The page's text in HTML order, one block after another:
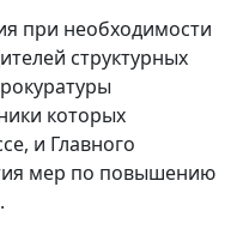
при необходимости
структурных
которых
и Главного
мер по повышению